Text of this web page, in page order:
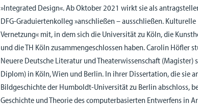
»Integrated Design«. Ab Oktober 2021 wirkt sie als
DFG-Graduiertenkolleg »anschließen – ausschließen.
Vernetzung« mit, in dem sich die Universität zu Köln, die
und die TH Köln zusammengeschlossen haben. Carolin Höfler
Neuere Deutsche Literatur und Theaterwissenschaft (Magister)
Diplom) in Köln, Wien und Berlin. In ihrer Dissertation, die sie
Bildgeschichte der Humboldt-Universität zu Berlin abschloss,
Geschichte und Theorie des computerbasierten Entwerfens in